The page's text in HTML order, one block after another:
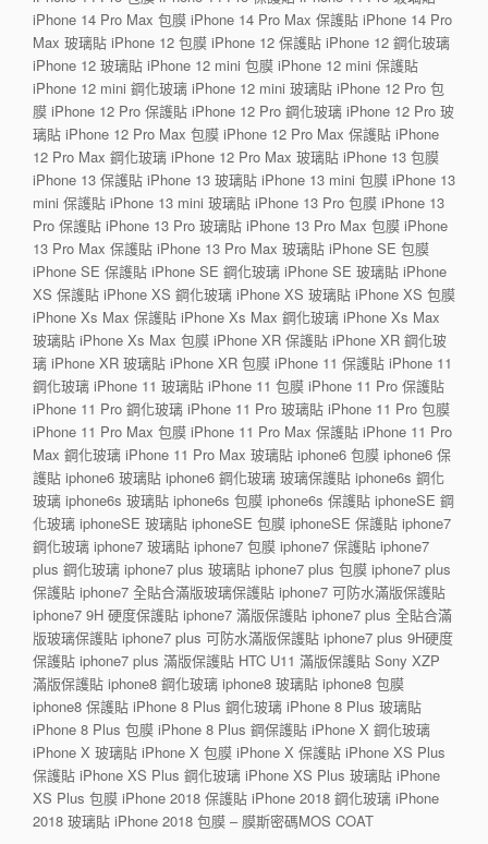
iPhone 14 Pro Max 包膜 iPhone 14 Pro Max 保護貼 iPhone 14 Pro
Max 玻璃貼 iPhone 12 包膜 iPhone 12 保護貼 iPhone 12 鋼化玻璃
iPhone 12 玻璃貼 iPhone 12 mini 包膜 iPhone 12 mini 保護貼
iPhone 12 mini 鋼化玻璃 iPhone 12 mini 玻璃貼 iPhone 12 Pro 包
膜 iPhone 12 Pro 保護貼 iPhone 12 Pro 鋼化玻璃 iPhone 12 Pro 玻
璃貼 iPhone 12 Pro Max 包膜 iPhone 12 Pro Max 保護貼 iPhone
12 Pro Max 鋼化玻璃 iPhone 12 Pro Max 玻璃貼 iPhone 13 包膜
iPhone 13 保護貼 iPhone 13 玻璃貼 iPhone 13 mini 包膜 iPhone 13
mini 保護貼 iPhone 13 mini 玻璃貼 iPhone 13 Pro 包膜 iPhone 13
Pro 保護貼 iPhone 13 Pro 玻璃貼 iPhone 13 Pro Max 包膜 iPhone
13 Pro Max 保護貼 iPhone 13 Pro Max 玻璃貼 iPhone SE 包膜
iPhone SE 保護貼 iPhone SE 鋼化玻璃 iPhone SE 玻璃貼 iPhone
XS 保護貼 iPhone XS 鋼化玻璃 iPhone XS 玻璃貼 iPhone XS 包膜
iPhone Xs Max 保護貼 iPhone Xs Max 鋼化玻璃 iPhone Xs Max
玻璃貼 iPhone Xs Max 包膜 iPhone XR 保護貼 iPhone XR 鋼化玻
璃 iPhone XR 玻璃貼 iPhone XR 包膜 iPhone 11 保護貼 iPhone 11
鋼化玻璃 iPhone 11 玻璃貼 iPhone 11 包膜 iPhone 11 Pro 保護貼
iPhone 11 Pro 鋼化玻璃 iPhone 11 Pro 玻璃貼 iPhone 11 Pro 包膜
iPhone 11 Pro Max 包膜 iPhone 11 Pro Max 保護貼 iPhone 11 Pro
Max 鋼化玻璃 iPhone 11 Pro Max 玻璃貼 iphone6 包膜 iphone6 保
護貼 iphone6 玻璃貼 iphone6 鋼化玻璃 玻璃保護貼 iphone6s 鋼化
玻璃 iphone6s 玻璃貼 iphone6s 包膜 iphone6s 保護貼 iphoneSE 鋼
化玻璃 iphoneSE 玻璃貼 iphoneSE 包膜 iphoneSE 保護貼 iphone7
鋼化玻璃 iphone7 玻璃貼 iphone7 包膜 iphone7 保護貼 iphone7
plus 鋼化玻璃 iphone7 plus 玻璃貼 iphone7 plus 包膜 iphone7 plus
保護貼 iphone7 全貼合滿版玻璃保護貼 iphone7 可防水滿版保護貼
iphone7 9H 硬度保護貼 iphone7 滿版保護貼 iphone7 plus 全貼合滿
版玻璃保護貼 iphone7 plus 可防水滿版保護貼 iphone7 plus 9H硬度
保護貼 iphone7 plus 滿版保護貼 HTC U11 滿版保護貼 Sony XZP
滿版保護貼 iphone8 鋼化玻璃 iphone8 玻璃貼 iphone8 包膜
iphone8 保護貼 iPhone 8 Plus 鋼化玻璃 iPhone 8 Plus 玻璃貼
iPhone 8 Plus 包膜 iPhone 8 Plus 鋼保護貼 iPhone X 鋼化玻璃
iPhone X 玻璃貼 iPhone X 包膜 iPhone X 保護貼 iPhone XS Plus
保護貼 iPhone XS Plus 鋼化玻璃 iPhone XS Plus 玻璃貼 iPhone
XS Plus 包膜 iPhone 2018 保護貼 iPhone 2018 鋼化玻璃 iPhone
2018 玻璃貼 iPhone 2018 包膜 – 膜斯密碼MOS COAT